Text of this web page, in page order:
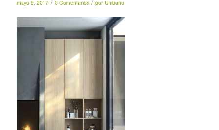
mayo 9, 2017 / 0 Comentarios / por Unibaño